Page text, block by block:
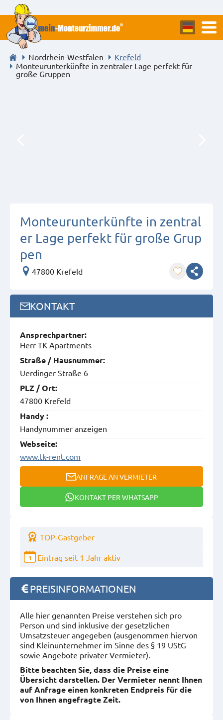
Nordrhein-Westfalen
Krefeld
Monteurunterkünfte in zentraler Lage perfekt für
große Gruppen
Monteurunterkünfte in zentral
er Lage perfekt für große Grup
pen
47800 Krefeld
KONTAKT
Ansprech­partner:
Herr TK Apartments
Straße / Hausnummer:
Uerdinger Straße 6
PLZ / Ort:
47800 Krefeld
Handy :
Handynummer anzeigen
Webseite:
www.tk-rent.com
ANFRAGE AN VERMIETER
KONTAKT PER WHATSAPP
TOP-Gastgeber
1 Eintrag seit 1 Jahr aktiv
PREISINFORMATIONEN
Alle hier genannten Preise verstehen sich pro
Person und sind inklusive der gesetzlichen
Umsatzsteuer angegeben (ausgenommen hiervon
sind Kleinunternehmer im Sinne des § 19 UStG
sowie Angebote privater Vermieter).
Bitte beachten Sie, dass die Preise eine
Übersicht darstellen. Der Vermieter nennt Ihnen
auf Anfrage einen konkreten Endpreis für die
von Ihnen angefragte Zeit.